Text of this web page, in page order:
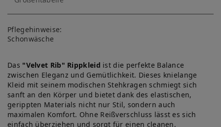
lis
te
Pflegehinweise:
Schonwäsche
Das "Velvet Rib" Rippkleid ist die perfekte Balance
zwischen Eleganz und Gemütlichkeit. Dieses knielange
Kleid mit seinem modischen Stehkragen schmiegt sich
sanft an den Körper und bietet dank des elastischen,
gerippten Materials nicht nur Stil, sondern auch
maximalen Komfort. Ohne Reißverschluss lässt es sich
einfach überziehen und sorgt für einen cleanen,